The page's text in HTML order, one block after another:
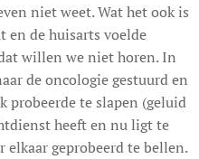
niet weet. Wat het ook is
en de huisarts voelde
willen we niet horen. In
de oncologie gestuurd en
probeerde te slapen (geluid
heeft en nu ligt te
elkaar geprobeerd te bellen.